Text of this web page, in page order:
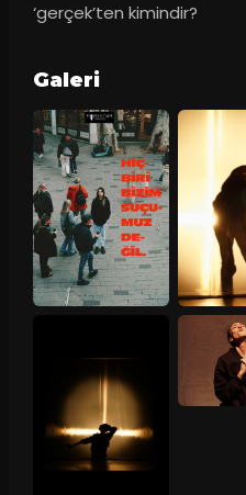
‘gerçek’ten kimindir?
Galeri